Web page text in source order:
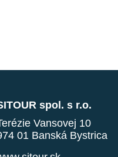
spol. s r.o.
Vansovej 10
01 Banská Bystrica